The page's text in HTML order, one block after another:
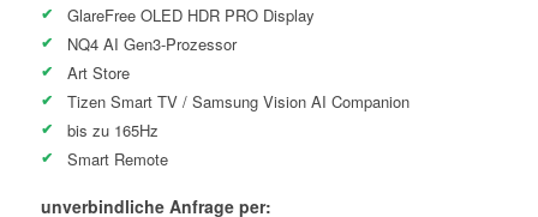
GlareFree OLED HDR PRO Display
NQ4 AI Gen3-Prozessor
Art Store
Tizen Smart TV / Samsung Vision AI Companion
bis zu 165Hz
Smart Remote
unverbindliche Anfrage per: